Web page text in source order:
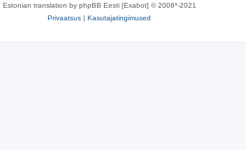
Estonian translation by phpBB Eesti [Exabot] © 2008*-2021
Privaatsus | Kasutajatingimused